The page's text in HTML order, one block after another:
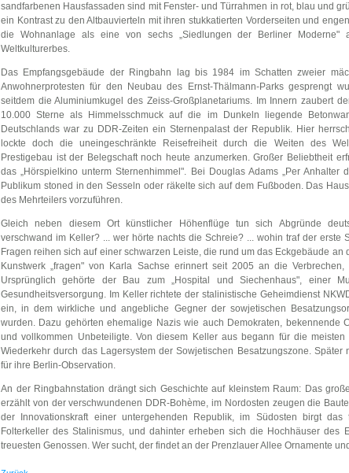
sandfarbenen Hausfassaden sind mit Fenster- und Türrahmen in rot, blau und
ein Kontrast zu den Altbauvierteln mit ihren stukkatierten Vorderseiten und
die Wohnanlage als eine von sechs „Siedlungen der Berliner Moderne"
Weltkulturerbes.
Das Empfangsgebäude der Ringbahn lag bis 1984 im Schatten zweier
Anwohnerprotesten für den Neubau des Ernst-Thälmann-Parks gesprengt
seitdem die Aluminiumkugel des Zeiss-Großplanetariums. Im Innern zaubert
10.000 Sterne als Himmelsschmuck auf die im Dunkeln liegende
Deutschlands war zu DDR-Zeiten ein Sternenpalast der Republik. Hier
lockte doch die uneingeschränkte Reisefreiheit durch die Weiten des
Prestigebau ist der Belegschaft noch heute anzumerken. Großer Beliebtheit
das „Hörspielkino unterm Sternenhimmel". Bei Douglas Adams „Per Anhalter
Publikum stoned in den Sesseln oder räkelte sich auf dem Fußboden. Das
des Mehrteilers vorzuführen.
Gleich neben diesem Ort künstlicher Höhenflüge tun sich Abgründe
verschwand im Keller? ... wer hörte nachts die Schreie? ... wohin traf der erste
Fragen reihen sich auf einer schwarzen Leiste, die rund um das Eckgebäude an
Kunstwerk „fragen" von Karla Sachse erinnert seit 2005 an die
Ursprünglich gehörte der Bau zum „Hospital und Siechenhaus", einer
Gesundheitsversorgung. Im Keller richtete der stalinistische Geheimdienst
ein, in dem wirkliche und angebliche Gegner der sowjetischen
wurden. Dazu gehörten ehemalige Nazis wie auch Demokraten, bekennende
und vollkommen Unbeteiligte. Von diesem Keller aus begann für die
Wiederkehr durch das Lagersystem der Sowjetischen Besatzungszone. Später
für ihre Berlin-Observation.
An der Ringbahnstation drängt sich Geschichte auf kleinstem Raum: Das
erzählt von der verschwundenen DDR-Bohème, im Nordosten zeugen die
der Innovationskraft einer untergehenden Republik, im Südosten birgt das
Folterkeller des Stalinismus, und dahinter erheben sich die Hochhäuser des
treuesten Genossen. Wer sucht, der findet an der Prenzlauer Allee Ornamente